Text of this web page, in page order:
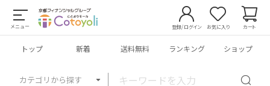
メニュー
カテゴリから探す
登録/ログイン お気に入り カート
トップ 新着 送料無料 ランキング ショップ